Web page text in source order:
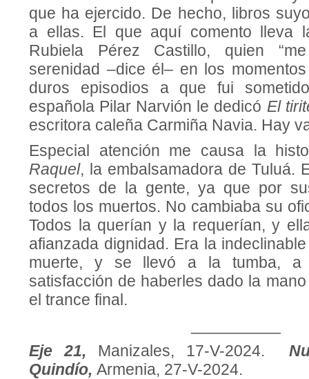
que ha ejercido. De hecho, libros
a ellas. El que aquí comento lleva
Rubiela Pérez Castillo, quien
serenidad –dice él– en los
duros episodios a que fui
española Pilar Narvión le dedicó El
escritora caleña Carmiña Navia. Hay
Especial atención me causa la
Raquel, la embalsamadora de Tuluá.
secretos de la gente, ya que por
todos los muertos. No cambiaba su
Todos la querían y la requerían, y
afianzada dignidad. Era la
muerte, y se llevó a la tumba,
satisfacción de haberles dado la
el trance final.
Eje 21, Manizales, 17-V-2024.
Quindío, Armenia, 27-V-2024.